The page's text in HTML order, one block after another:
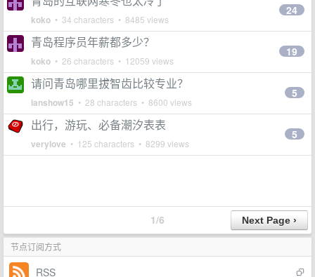
koko • 34 characters • 8485 views
24
青岛程序员年薪都多少？
koko • 26 characters • 12059 views
19
请问青岛哪里拔智齿比较专业？
ianshow15 • 28 characters • 8600 views
5
出行，游玩、必备潮汐表表
verylove • 125 characters • 8299 views
5
1/6
节点订阅方式
RSS